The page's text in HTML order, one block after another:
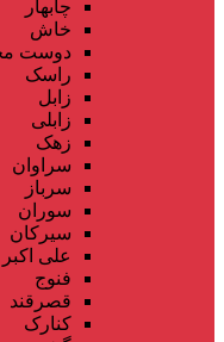
چابهار
خاش
دوست
راسک
زابل
زابلی
زهک
سراوان
سرباز
سوران
سیرکان
علی اکبر
فنوج
قصرقند
کنارک